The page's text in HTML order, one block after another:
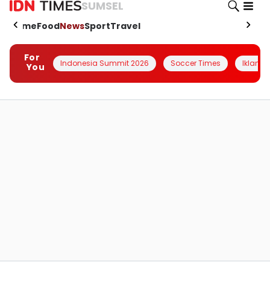
SUMSEL
HomeFoodNewsSportTravel
For
You
Indonesia Summit 2026 Soccer Times Iklanin